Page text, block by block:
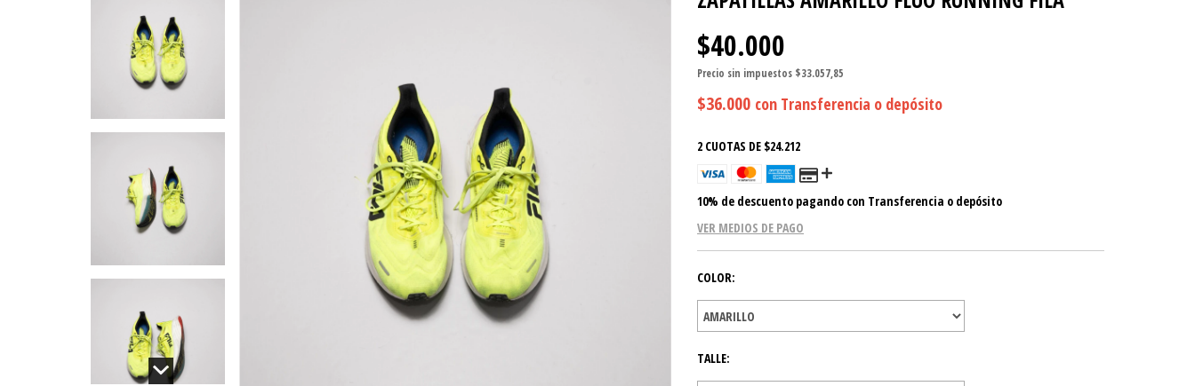
$40.000
Precio sin impuestos $33.057,85
$36.000 con Transferencia o depósito
2 CUOTAS DE $24.212
10% de descuento pagando con Transferencia o depósito
VER MEDIOS DE PAGO
COLOR:
TALLE: